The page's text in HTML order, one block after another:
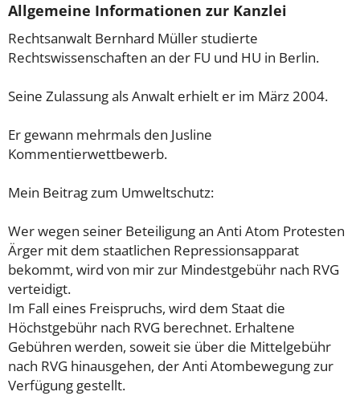
Allgemeine Informationen zur Kanzlei
Rechtsanwalt Bernhard Müller studierte
Rechtswissenschaften an der FU und HU in Berlin.
Seine Zulassung als Anwalt erhielt er im März 2004.
Er gewann mehrmals den Jusline
Kommentierwettbewerb.
Mein Beitrag zum Umweltschutz:
Wer wegen seiner Beteiligung an Anti Atom Protesten
Ärger mit dem staatlichen Repressionsapparat
bekommt, wird von mir zur Mindestgebühr nach RVG
verteidigt.
Im Fall eines Freispruchs, wird dem Staat die
Höchstgebühr nach RVG berechnet. Erhaltene
Gebühren werden, soweit sie über die Mittelgebühr
nach RVG hinausgehen, der Anti Atombewegung zur
Verfügung gestellt.